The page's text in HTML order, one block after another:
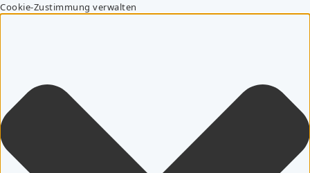
Cookie-Zustimmung verwalten